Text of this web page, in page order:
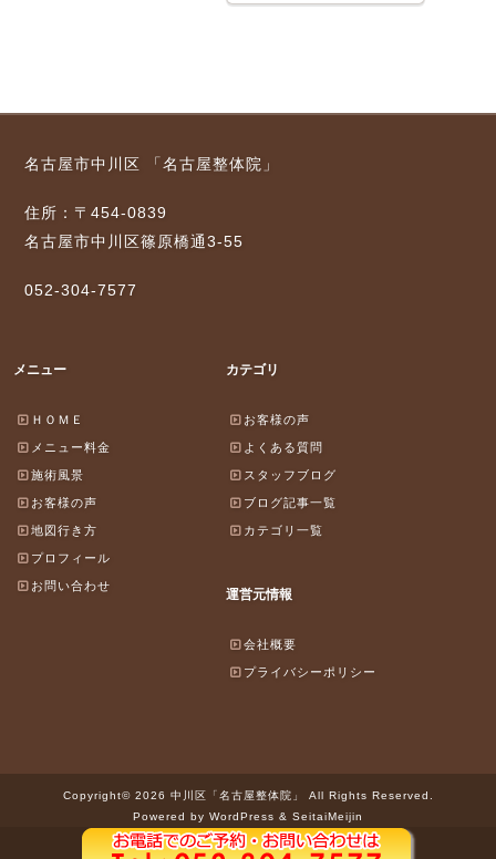
名古屋市中川区 「名古屋整体院」
住所：〒454-0839
名古屋市中川区篠原橋通3-55
052-304-7577
メニュー
ＨＯＭＥ
メニュー料金
施術風景
お客様の声
地図行き方
プロフィール
お問い合わせ
カテゴリ
お客様の声
よくある質問
スタッフブログ
ブログ記事一覧
カテゴリ一覧
運営元情報
会社概要
プライバシーポリシー
Copyright© 2026 中川区「名古屋整体院」 All Rights Reserved.
Powered by WordPress & SeitaiMeijin